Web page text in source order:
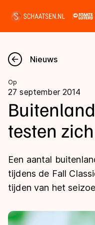
Nieuws
Kalender
Disciplines
Langebaan
Shorttrack
Uitslagen
Langebaan
Marathon
Tijden &
Ranglijsten Langebaan
Nieuws
Op
27 september 2014
testen
Een aantal
tijdens de Fall
tijden van het